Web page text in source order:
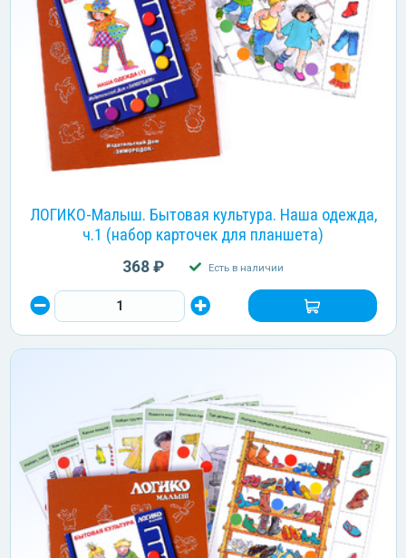
ЛОГИКО-Малыш. Бытовая культура. Наша одежда,
ч.1 (набор карточек для планшета)
368 ₽ Есть в наличии